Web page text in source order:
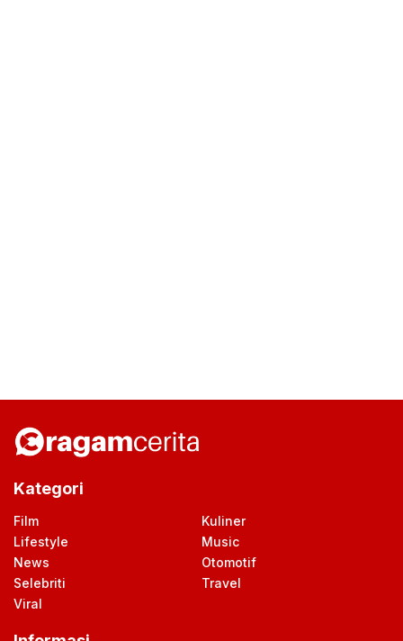
Kategori
Film
Kuliner
Lifestyle
Music
News
Otomotif
Selebriti
Travel
Viral